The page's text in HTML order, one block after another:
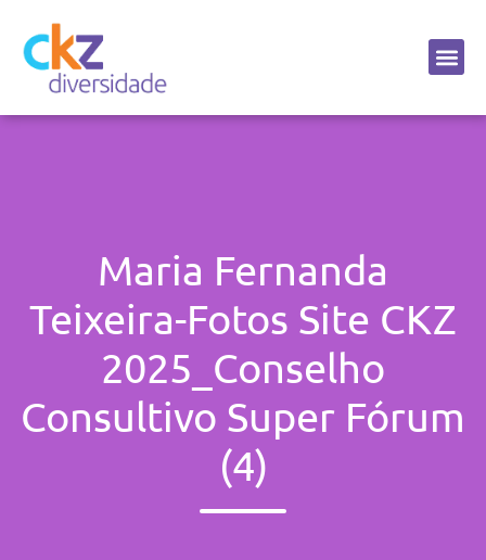
Maria Fernanda
Teixeira-Fotos Site CKZ
2025_Conselho
Consultivo Super Fórum
(4)